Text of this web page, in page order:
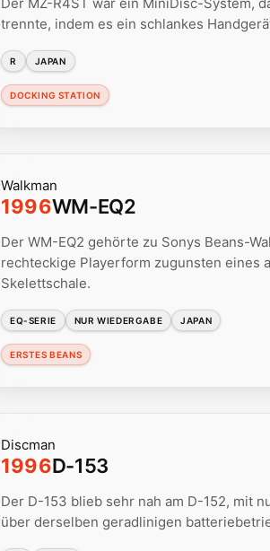
trennte, indem es ein schlankes
R JAPAN
DOCKING STATION
Walkman
1996WM-EQ2
Der WM-EQ2 gehörte zu Sonys Beans-
rechteckige Playerform zugunsten eines
Skelettschale.
EQ-SERIE NUR WIEDERGABE JAPAN
ERSTES BEANS
Discman
1996D-153
Der D-153 blieb sehr nah am D-152, mit
über derselben geradlinigen